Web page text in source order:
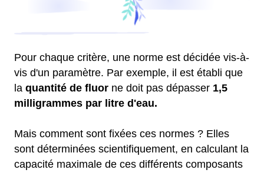
Pour chaque critère, une norme est décidée vis-à-
vis d'un paramètre. Par exemple, il est établi que
la quantité de fluor ne doit pas dépasser 1,5
milligrammes par litre d'eau.
Mais comment sont fixées ces normes ? Elles
sont déterminées scientifiquement, en calculant la
capacité maximale de ces différents composants